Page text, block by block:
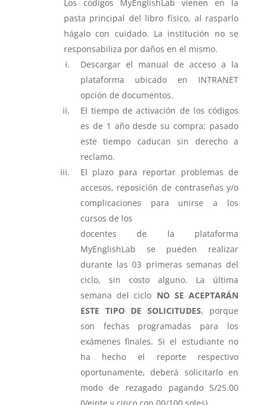
Los códigos MyEnglishLab vienen en la
pasta principal del libro físico, al rasparlo
hágalo con cuidado. La institución no se
responsabiliza por daños en el mismo.
Descargar el manual de acceso a la
plataforma ubicado en INTRANET
opción de documentos.
El tiempo de activación de los códigos
es de 1 año desde su compra; pasado
este tiempo caducan sin derecho a
reclamo.
El plazo para reportar problemas de
accesos, reposición de contraseñas y/o
complicaciones para unirse a los
cursos de los
docentes de la plataforma
MyEnglishLab se pueden realizar
durante las 03 primeras semanas del
ciclo, sin costo alguno. La última
semana del ciclo NO SE ACEPTARÁN
ESTE TIPO DE SOLICITUDES, porque
son fechas programadas para los
exámenes finales. Si el estudiante no
ha hecho el reporte respectivo
oportunamente, deberá solicitarlo en
modo de rezagado pagando S/25.00